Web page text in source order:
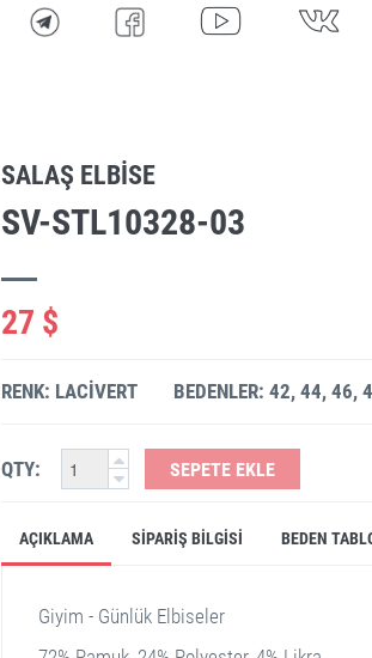
SALAŞ ELBISE
SV-STL10328-03
27 $
RENK: LACIVERT BEDENLER: 42, 44, 46,
QTY: SEPETE EKLE
AÇIKLAMA SIPARIŞ BILGISI BEDEN
Giyim - Günlük Elbiseler